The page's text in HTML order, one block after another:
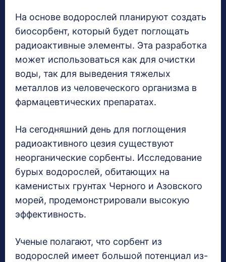
На основе водорослей планируют создать
биосорбент, который будет поглощать
радиоактивные элементы. Эта разработка
может использоваться как для очистки
воды, так для выведения тяжелых
металлов из человеческого организма в
фармацевтических препаратах.
На сегодняшний день для поглощения
радиоактивного цезия существуют
неорганические сорбенты. Исследование
бурых водорослей, обитающих на
каменистых грунтах Черного и Азовского
морей, продемонстрировали высокую
эффективность.
Ученые полагают, что сорбент из
водорослей имеет большой потенциал из-